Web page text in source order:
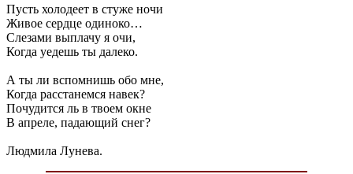
Пусть холодеет в стуже ночи
Живое сердце одиноко…
Слезами выплачу я очи,
Когда уедешь ты далеко.
А ты ли вспомнишь обо мне,
Когда расстанемся навек?
Почудится ль в твоем окне
В апреле, падающий снег?
Людмила Лунева.